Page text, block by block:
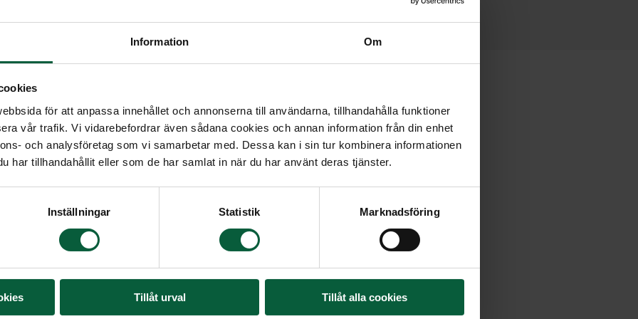
Information Om
för att anpassa innehållet och annonserna till användarna, tillhandahålla funktioner
vår trafik. Vi vidarebefordrar även sådana cookies och annan information från din enhet
och analysföretag som vi samarbetar med. Dessa kan i sin tur kombinera informationen
har tillhandahållit eller som de har samlat in när du har använt deras tjänster.
Inställningar Statistik Marknadsföring
Tillåt urval Tillåt alla cookies
feature.
translation directly in the browser
or in the browser menu. Please
by an automated tool and may
version of the text is official and
can check your browser’s
on how to enable